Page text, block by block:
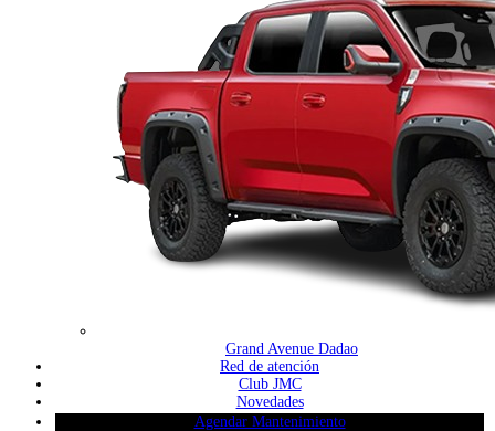
Grand Avenue Dadao
Red de atención
Club JMC
Novedades
Agendar Mantenimiento